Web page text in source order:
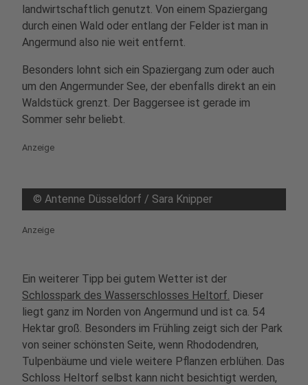
landwirtschaftlich genutzt. Von einem Spaziergang
durch einen Wald oder entlang der Felder ist man in
Angermund also nie weit entfernt.
Besonders lohnt sich ein Spaziergang zum oder auch
um den Angermunder See, der ebenfalls direkt an ein
Waldstück grenzt. Der Baggersee ist gerade im
Sommer sehr beliebt.
Anzeige
© Antenne Düsseldorf / Sara Knipper
Anzeige
Ein weiterer Tipp bei gutem Wetter ist der
Schlosspark des Wasserschlosses Heltorf. Dieser
liegt ganz im Norden von Angermund und ist ca. 54
Hektar groß. Besonders im Frühling zeigt sich der Park
von seiner schönsten Seite, wenn Rhododendren,
Tulpenbäume und viele weitere Pflanzen erblühen. Das
Schloss Heltorf selbst kann nicht besichtigt werden,